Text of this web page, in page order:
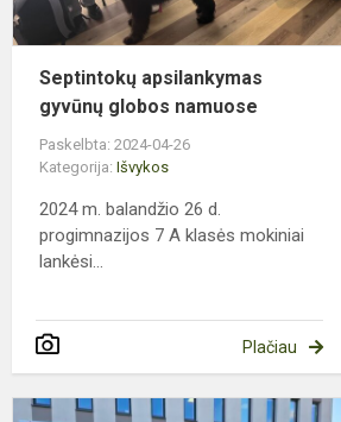
Septintokų apsilankymas
gyvūnų globos namuose
Paskelbta: 2024-04-26
Kategorija:Išvykos
2024 m. balandžio 26 d.
progimnazijos 7 A klasės mokiniai
lankėsi...
Plačiau
Apsilankymas